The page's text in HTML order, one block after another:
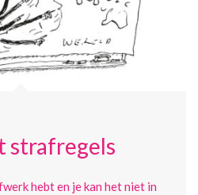
strafregels
hebt en je kan het niet in